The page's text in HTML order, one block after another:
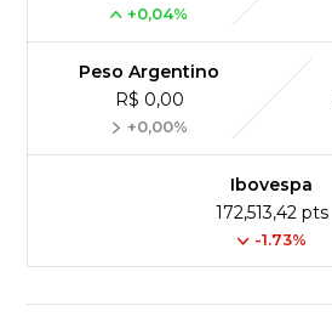
+0,04%
Peso Argentino
R$ 0,00
+0,00%
Ibovespa
172,513,42 pts
-1.73%